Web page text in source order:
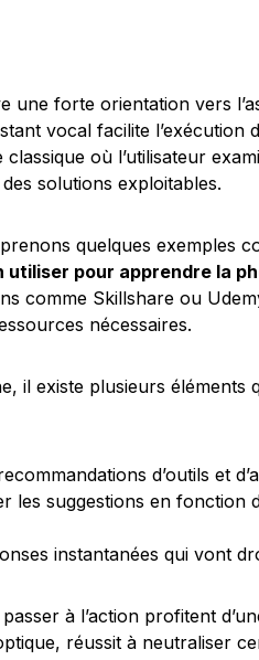
une forte orientation vers
vocal facilite l’exécution
où l’utilisateur
solutions exploitables.
quelques exemples
utiliser pour apprendre la
comme Skillshare ou
nécessaires.
il existe plusieurs éléments
d’outils et
les suggestions en fonction
instantanées qui vont
à l’action profitent
réussit à neutraliser